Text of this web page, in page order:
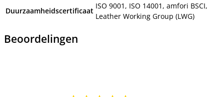
Duurzaamheidscertificaat
ISO 9001, ISO 14001, amfori BSCI,
Leather Working Group (LWG)
Beoordelingen